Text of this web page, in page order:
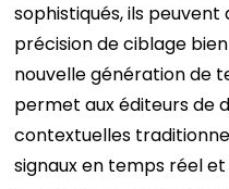
sophistiqués, ils
précision de ciblage
nouvelle génération de
permet aux éditeurs de
contextuelles
signaux en temps réel